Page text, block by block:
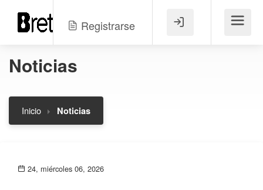
Registrarse Menú
Noticias
Inicio Noticias
24, miércoles 06, 2026